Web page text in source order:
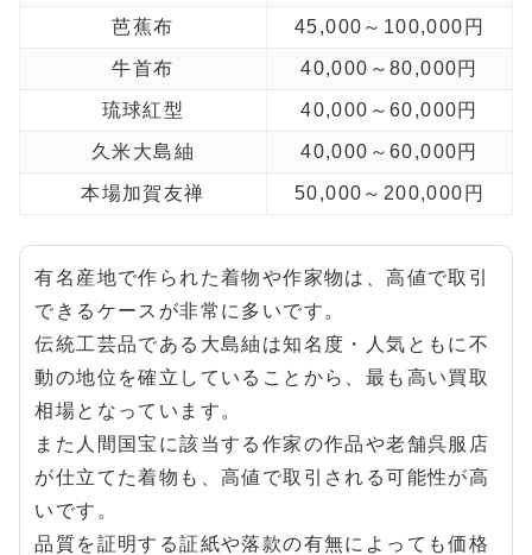
芭蕉布 45,000～100,000円
牛首布 40,000～80,000円
琉球紅型 40,000～60,000円
久米大島紬 40,000～60,000円
本場加賀友禅 50,000～200,000円
有名産地で作られた着物や作家物は、高値で取引
できるケースが非常に多いです。
伝統工芸品である大島紬は知名度・人気ともに不
動の地位を確立していることから、最も高い買取
相場となっています。
また人間国宝に該当する作家の作品や老舗呉服店
が仕立てた着物も、高値で取引される可能性が高
いです。
品質を証明する証紙や落款の有無によっても価格